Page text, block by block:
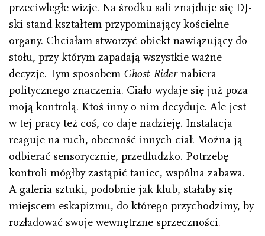
przeciwległe wizje. Na środku sali znajduje się DJ-
ski stand kształtem przypominający kościelne
organy. Chciałam stworzyć obiekt nawiązujący do
stołu, przy którym zapadają wszystkie ważne
decyzje. Tym sposobem Ghost Ridernabiera
politycznego znaczenia. Ciało wydaje się już poza
moją kontrolą. Ktoś inny o nim decyduje. Ale jest
w tej pracy też coś, co daje nadzieję. Instalacja
reaguje na ruch, obecność innych ciał. Można ją
odbierać sensorycznie, przedludzko. Potrzebę
kontroli mógłby zastąpić taniec, wspólna zabawa.
A galeria sztuki, podobnie jak klub, stałaby się
miejscem eskapizmu, do którego przychodzimy, by
rozładować swoje wewnętrzne sprzeczności.